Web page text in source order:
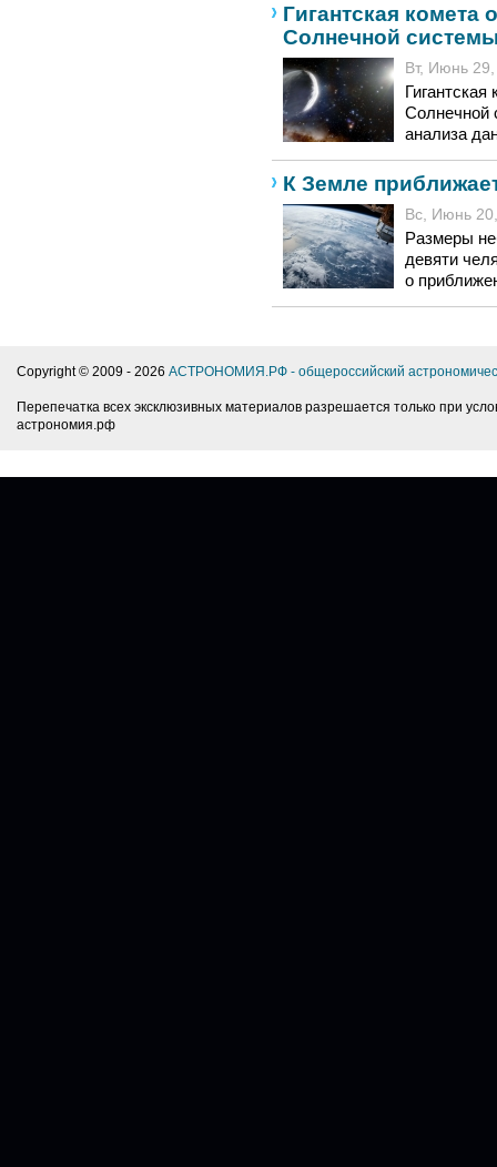
Гигантская комета
Солнечной
Вт, Июнь
Солнечной
анализа
К Земле
Вс, Июнь
Размеры
девяти
о
Copyright © 2009 - 2026 АСТРОНОМИЯ.РФ - общероссийский
Перепечатка всех эксклюзивных материалов разрешается только при
астрономия.рф